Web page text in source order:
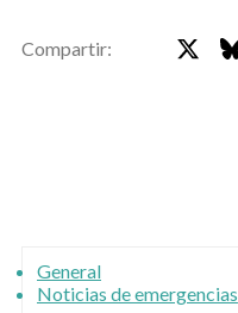
Compartir:
General
Noticias de emergencias